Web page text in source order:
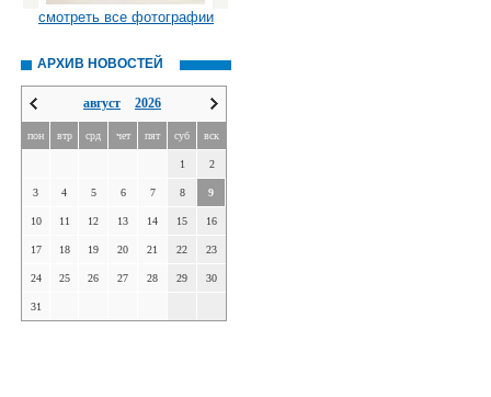
смотреть все фотографии
АРХИВ НОВОСТЕЙ
август 2026
пон втр срд чет пят суб вск
1 2
3 4 5 6 7 8 9
10 11 12 13 14 15 16
17 18 19 20 21 22 23
24 25 26 27 28 29 30
31